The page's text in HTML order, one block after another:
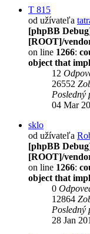
T 815
od užívateľa
[phpBB
[ROOT]/
on line 1266:
object that
12
26552
Posledný
04 Mar
sklo
od užívateľa
[phpBB
[ROOT]/
on line 1266:
object that
0
12864
Posledný
28 Jan